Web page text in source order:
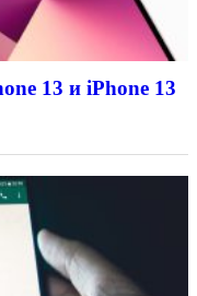
13 и iPhone 13